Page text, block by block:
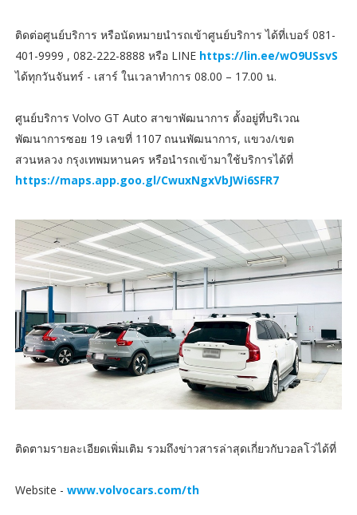
ติดต่อศูนย์บริการ หรือนัดหมายนำรถเข้าศูนย์บริการ ได้ที่เบอร์ 081-
401-9999 , 082-222-8888 หรือ LINE https://lin.ee/wO9USsvS
ได้ทุกวันจันทร์ - เสาร์ ในเวลาทำการ 08.00 – 17.00 น.
ศูนย์บริการ Volvo GT Auto สาขาพัฒนาการ ตั้งอยู่ที่บริเวณ
พัฒนาการซอย 19 เลขที่ 1107 ถนนพัฒนาการ, แขวง/เขต
สวนหลวง กรุงเทพมหานคร หรือนำรถเข้ามาใช้บริการได้ที่
https://maps.app.goo.gl/CwuxNgxVbJWi6SFR7
ติดตามรายละเอียดเพิ่มเติม รวมถึงข่าวสารล่าสุดเกี่ยวกับวอลโว่ได้ที่
Website - www.volvocars.com/th